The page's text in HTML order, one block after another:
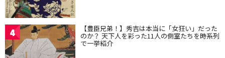
4 【豊臣兄弟！】秀吉は本当に「女狂い」だった
のか？ 天下人を彩った11人の側室たちを時系列
で一挙紹介